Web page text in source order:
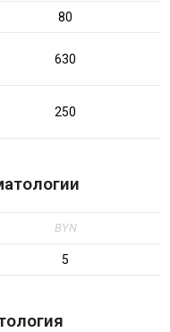
80
630
250
BYN
5